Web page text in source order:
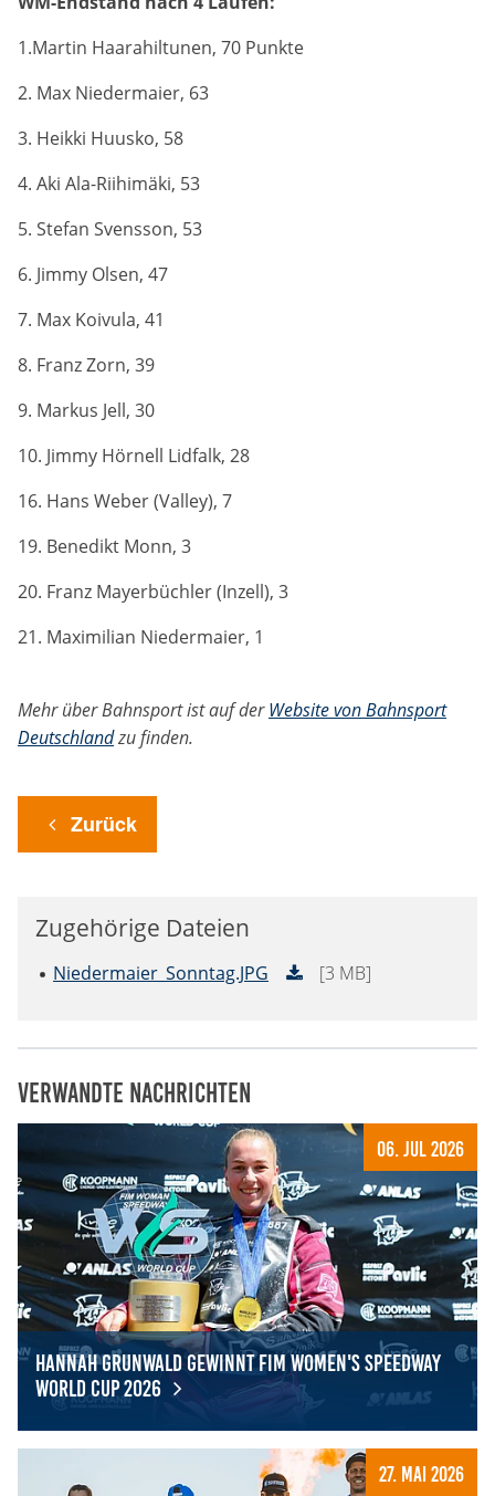
1.Martin Haarahiltunen, 70 Punkte
2. Max Niedermaier, 63
3. Heikki Huusko, 58
4. Aki Ala-Riihimäki, 53
5. Stefan Svensson, 53
6. Jimmy Olsen, 47
7. Max Koivula, 41
8. Franz Zorn, 39
9. Markus Jell, 30
10. Jimmy Hörnell Lidfalk, 28
16. Hans Weber (Valley), 7
19. Benedikt Monn, 3
20. Franz Mayerbüchler (Inzell), 3
21. Maximilian Niedermaier, 1
Mehr über Bahnsport ist auf derWebsite von Bahnsport
Deutschlandzu finden.
Zurück
Zugehörige Dateien
Niedermaier_Sonntag.JPG [3 MB]
Verwandte Nachrichten
06. Jul 2026
Hannah Grunwald gewinnt FIM Women's Speedway
World Cup 2026
Hannah Grunwald gewinnt FIM Women's Speedway
27. Mai 2026